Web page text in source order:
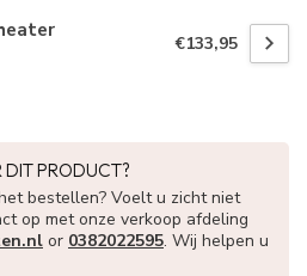
€133,95
DIT PRODUCT?
bestellen? Voelt u zicht niet
op met onze verkoop afdeling
or 0382022595. Wij helpen u